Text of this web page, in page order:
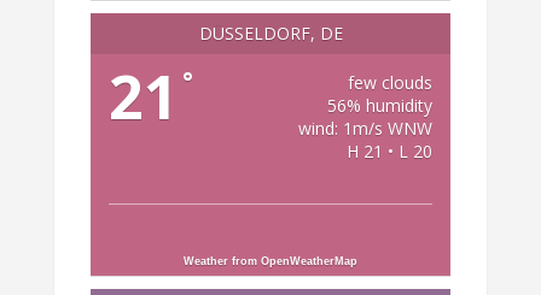
DÜSSELDORF, DE
21 °
few clouds
56% humidity
wind: 1m/s WNW
H 21 • L 20
Weather from OpenWeatherMap